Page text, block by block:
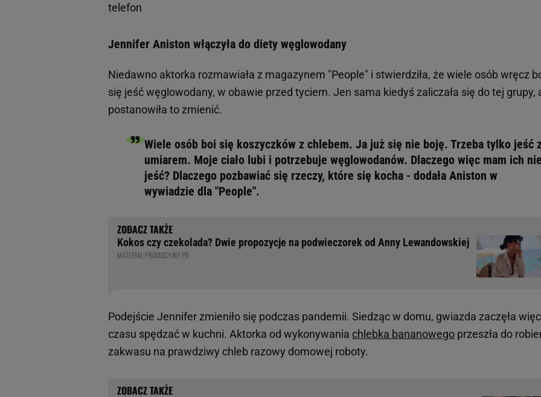
telefon
Jennifer Aniston włączyła do diety węglowodany
Niedawno aktorka rozmawiała z magazynem "People" i stwierdziła, że wiele osób wręcz
się jeść węglowodany, w obawie przed tyciem. Jen sama kiedyś zaliczała się do tej grupy,
postanowiła to zmienić.
Wiele osób boi się koszyczków z chlebem. Ja już się nie boję. Trzeba tylko jeść
umiarem. Moje ciało lubi i potrzebuje węglowodanów. Dlaczego więc mam ich
jeść? Dlaczego pozbawiać się rzeczy, które się kocha - dodała Aniston w
wywiadzie dla "People".
Kokos czy czekolada? Dwie propozycje na podwieczorek od Anny Lewandowskiej
MATERIAŁ PROMOCYJNY PR
Podejście Jennifer zmieniło się podczas pandemii. Siedząc w domu, gwiazda zaczęła
czasu spędzać w kuchni. Aktorka od wykonywania chlebka bananowego przeszła do
zakwasu na prawdziwy chleb razowy domowej roboty.